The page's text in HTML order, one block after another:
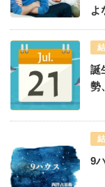
よ
誕
勢
9